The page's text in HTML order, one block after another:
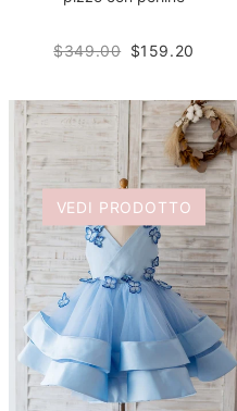
$349.00 $159.20
VEDI PRODOTTO